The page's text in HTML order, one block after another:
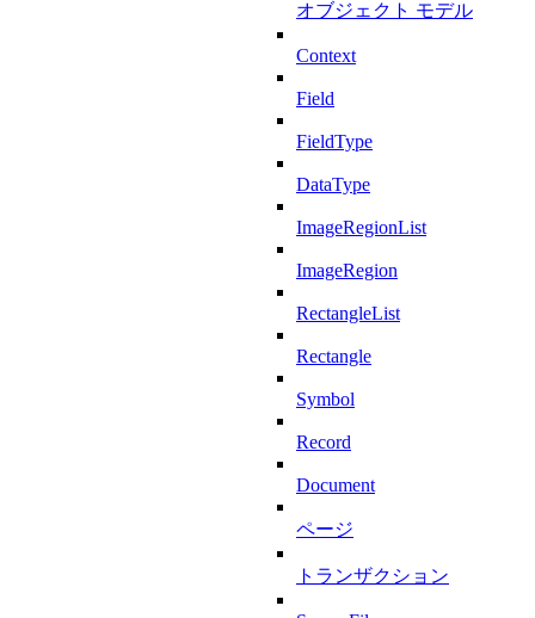
オブジェクト モデル
Context
Field
FieldType
DataType
ImageRegionList
ImageRegion
RectangleList
Rectangle
Symbol
Record
Document
ページ
トランザクション